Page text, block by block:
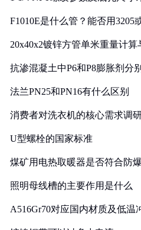
F1010E是什么管？能否用3205
20x40x2镀锌方管单米重量计算
抗渗混凝土中P6和P8膨胀剂分
法兰PN25和PN16有什么区别
消费者对洗衣机的核心需求调
U型螺栓的国家标准
煤矿用电热取暖器是否符合防
照明母线槽的主要作用是什么
A516Gr70对应国内材质及低温